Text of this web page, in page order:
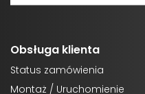
Obsługa klienta
Status zamówienia
Montaż / Uruchomienie